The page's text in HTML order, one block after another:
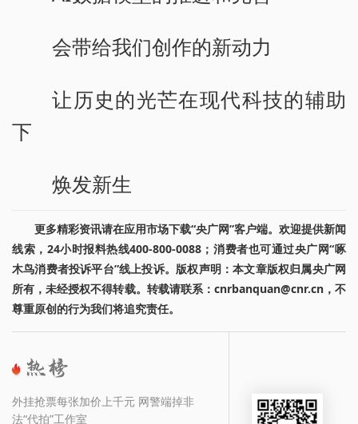
会带给我们创作的新动力
让历史的光芒在现代科技的辅助
下
焕发新生
更多精彩资讯请在应用市场下载“央广网”客户端。欢迎提供新闻
线索，24小时报料热线400-800-0088；消费者也可通过央广网“啄
木鸟消费者投诉平台”线上投诉。版权声明：本文章版权归属央广网
所有，未经授权不得转载。转载请联系：cnrbanquan@cnr.cn，不
尊重原创的行为我们将追究责任。
外挂抢票每张加价上千元 网警端掉非
法“代拍”工作室